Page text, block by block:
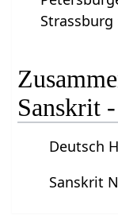
Strassburg
Sanskrit
Deutsch
Sanskrit